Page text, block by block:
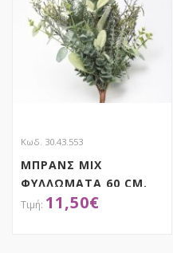
Κωδ. 30.43.553
ΜΠΡΑΝΣ MIX
ΦΥΛΛΩΜΑΤΑ 60 CM.
11,50€